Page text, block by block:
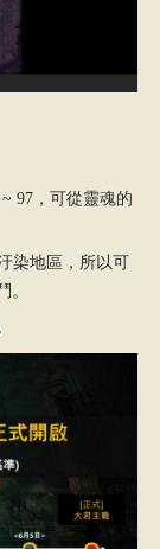
97，可從靈魂的
染地區，所以可
。